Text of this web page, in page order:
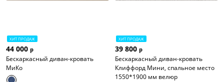
ХИТ ПРОДАЖ
44 000 р
Бескаркасный диван-кровать
МиКо
ХИТ ПРОДАЖ
39 800 р
Бескаркасный диван-кровать
Клиффорд Мини, спальное место
1550*1900 мм велюр